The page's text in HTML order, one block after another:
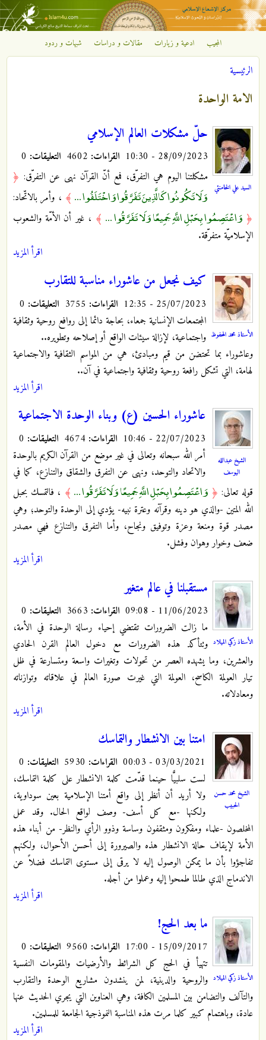
تجاوز إلى المحتوى الرئيسي
مركز
الإشعاع
الإسلامي
المجيب ادعية و زيارات مقالات و دراسات شبهات و ردود
أنت هنا
الرئيسية
الامة الواحدة
السيد علي الخامنئي
حلّ مشكلات العالم الإسلامي
28/09/2023 - 10:30 القراءات: التعليقات:
مشكلتنا اليوم هي التفرّق، فمع أنّ القرآن نهى عن التفرّق: ﴿
وَلَا تَكُونُوا كَالَّذِينَ تَفَرَّقُوا وَاخْتَلَفُوا ... ﴾ ، وأمر بالاتّحاد:
﴿ وَاعْتَصِمُوا بِحَبْلِ اللَّهِ جَمِيعًا وَلَا تَفَرَّقُوا ... ﴾ ، غير أن الأمّة والشعوب
الإسلاميّة متفرّقة.
اقرأ المزيد
الأستاذ محمد المحفوظ
كيف نجعل من عاشوراء مناسبة للتقارب
25/07/2023 - 12:35 القراءات: التعليقات:
المجتمعات الإنسانية جمعاء، بحاجة دائما إلى روافع روحية وثقافية
واجتماعية، لإزالة سيئات الواقع أو إصلاحه وتطويره..
وعاشوراء بما تحتضن من قيم ومبادئ، هي من المواسم الثقافية والاجتماعية
لهامة، التي تشكل رافعة روحية وثقافية واجتماعية في آن..
اقرأ المزيد
الشيخ عبدالله
اليوسف
عاشوراء الحسين (ع) وبناء الوحدة الاجتماعية
22/07/2023 - 10:46 القراءات: التعليقات:
أمر الله سبحانه وتعالى في غير موضع من القرآن الكريم بالوحدة
والاتحاد والتوحد، ونهى عن التفرق والشقاق والتنازع، كما في
قوله تعالى: ﴿ وَاعْتَصِمُوا بِحَبْلِ اللَّهِ جَمِيعًا وَلَا تَفَرَّقُوا ... ﴾ ، فالتمسك بحبل
الله المتين -والذي هو دينه وقرآنه وعترة نبيه- يؤدي إلى الوحدة والتوحد؛ وهي
مصدر قوة ومنعة وعزة وتوفيق ونجاح، وأما التفرق والتنازع فهي مصدر
ضعف وخوار وهوان وفشل.
اقرأ المزيد
الأستاذ زكي الميلاد
مستقبلنا في عالم متغير
11/06/2023 - 09:08 القراءات: التعليقات:
ما زالت الضرورات تقتضي إحياء رسالة الوحدة في الأمة،
وتتأكد هذه الضرورات مع دخول العالم القرن الحادي
والعشرين، وما يشهده العصر من تحولات وتغيرات واسعة ومتسارعة في ظل
تيار العولمة الكاسح، العولمة التي غيرت صورة العالم في علاقاته وتوازناته
ومعادلاته.
اقرأ المزيد
الشيخ محمد حسن
الحبيب
امتنا بين الانشطار والتماسك
03/03/2021 - 00:03 القراءات: التعليقات:
لست سلبيًّا حينما قدّمت كلمة الانشطار على كلمة التماسك،
ولا أريد أن أنظر إلى واقع أمتنا الإسلامية بعين سوداوية،
ولكنها -مع كل أسف- وصف لواقع الحال. وقد عمل
المخلصون -علماء ومفكرون ومثقفون وساسة وذوو الرأي والنظر- من أبناء هذه
الأمة لإيقاف حالة الانشطار هذه والصيرورة إلى أحسن الأحوال، ولكنهم
تفاجؤوا بأن ما يمكن الوصول إليه لا يرقى إلى مستوى التماسك فضلاً عن
الاندماج الذي طالما طمحوا إليه وعملوا من أجله.
اقرأ المزيد
الأستاذ زكي الميلاد
ما بعد الحج!
15/09/2017 - 17:00 القراءات: التعليقات:
تتهيأ في الحج كل الشرائط والأرضيات والمقومات النفسية
والروحية والدينية، لمن ينشدون مشاريع الوحدة والتقارب
والتآلف والتضامن بين المسلمين الكافة، وهي العناوين التي يجري الحديث عنها
عادة، وباهتمام كبير كلما مرت هذه المناسبة النموذجية الجامعة للمسلمين.
اقرأ المزيد